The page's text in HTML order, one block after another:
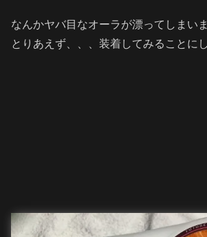
なんかヤバ目なオーラが漂ってしまい
とりあえず、、、装着してみることに